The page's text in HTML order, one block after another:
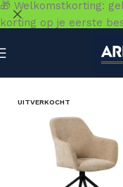
UITVERKOCHT
🎁 Welkomstkorting:
korting op je eerste